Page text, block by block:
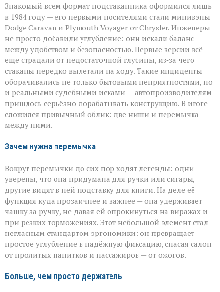
Знакомый всем формат подстаканника оформился лишь
в 1984 году — его первыми носителями стали минивэны
Dodge Caravan и Plymouth Voyager от Chrysler. Инженеры
не просто добавили углубление: они искали баланс
между удобством и безопасностью. Первые версии всё
ещё страдали от недостаточной глубины, из‑за чего
стаканы нередко вылетали на ходу. Такие инциденты
оборачивались не только бытовыми неприятностями, но
и реальными судебными исками — автопроизводителям
пришлось серьёзно дорабатывать конструкцию. В итоге
сложился привычный облик: две ниши и перемычка
между ними.
Зачем нужна перемычка
Вокруг перемычки до сих пор ходят легенды: одни
уверены, что она придумана для ручки или сигары,
другие видят в ней подставку для книги. На деле её
функция куда прозаичнее и важнее — она удерживает
чашку за ручку, не давая ей опрокинуться на виражах и
при резких торможениях. Этот небольшой элемент стал
негласным стандартом эргономики: он превращает
простое углубление в надёжную фиксацию, спасая салон
от пролитых напитков и пассажиров — от ожогов.
Больше, чем просто держатель